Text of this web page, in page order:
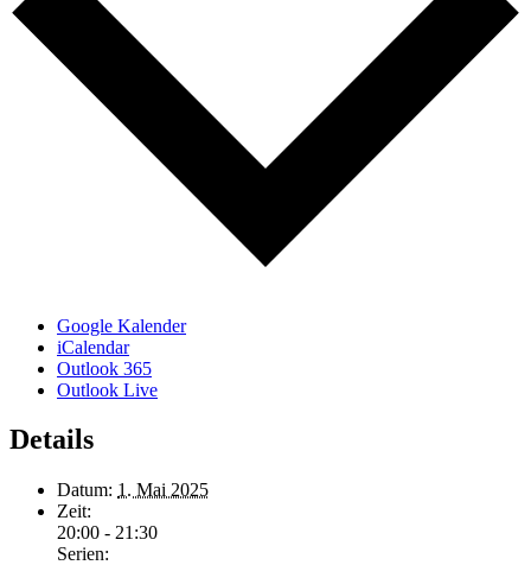
Google Kalender
iCalendar
Outlook 365
Outlook Live
Details
Datum: 1. Mai 2025
Zeit:
20:00 - 21:30
Serien: